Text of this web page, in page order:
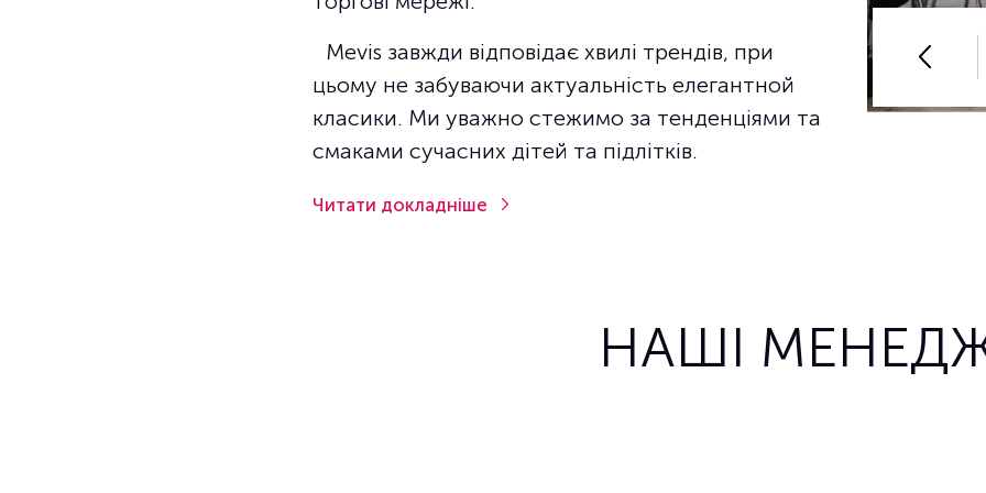
Mevis завжди відповідає хвилі трендів, при
цьому не забуваючи актуальність елегантной
класики. Ми уважно стежимо за тенденціями та
смаками сучасних дітей та підлітків.
Читати докладніше
НАШІ